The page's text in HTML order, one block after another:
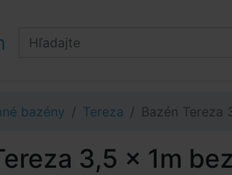
bazény Tereza Bazén Tereza
3,5 x 1m